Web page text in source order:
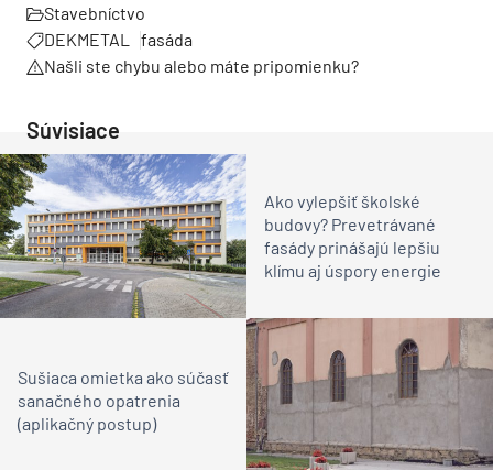
Stavebníctvo
DEKMETAL
fasáda
Našli ste chybu alebo máte pripomienku?
Súvisiace
Ako vylepšiť školské
budovy? Prevetrávané
fasády prinášajú lepšiu
klímu aj úspory energie
Sušiaca omietka ako súčasť
sanačného opatrenia
(aplikačný postup)